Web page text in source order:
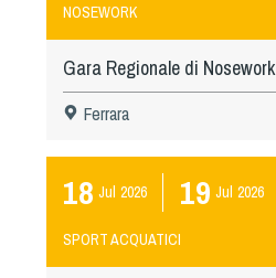
NOSEWORK
Gara Regionale di Nosework
Ferrara
18 Jul 2026 19 Jul 2026
SPORT ACQUATICI